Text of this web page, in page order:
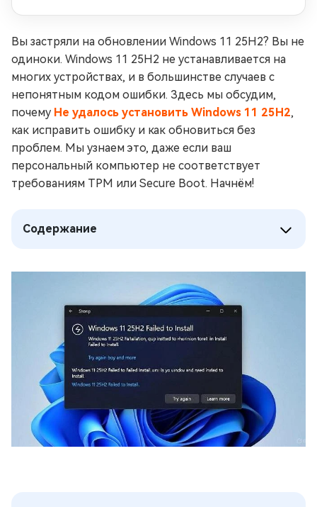
Вы застряли на обновлении Windows 11 25H2? Вы не
одиноки. Windows 11 25H2 не устанавливается на
многих устройствах, и в большинстве случаев с
непонятным кодом ошибки. Здесь мы обсудим,
почему Не удалось установить Windows 11 25H2,
как исправить ошибку и как обновиться без
проблем. Мы узнаем это, даже если ваш
персональный компьютер не соответствует
требованиям TPM или Secure Boot. Начнём!
Содержание